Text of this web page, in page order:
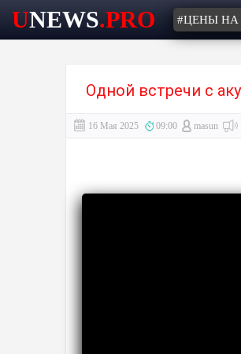
UNEWS.PRO
Одной встречи с
16 Мая 2025 09:00 masun